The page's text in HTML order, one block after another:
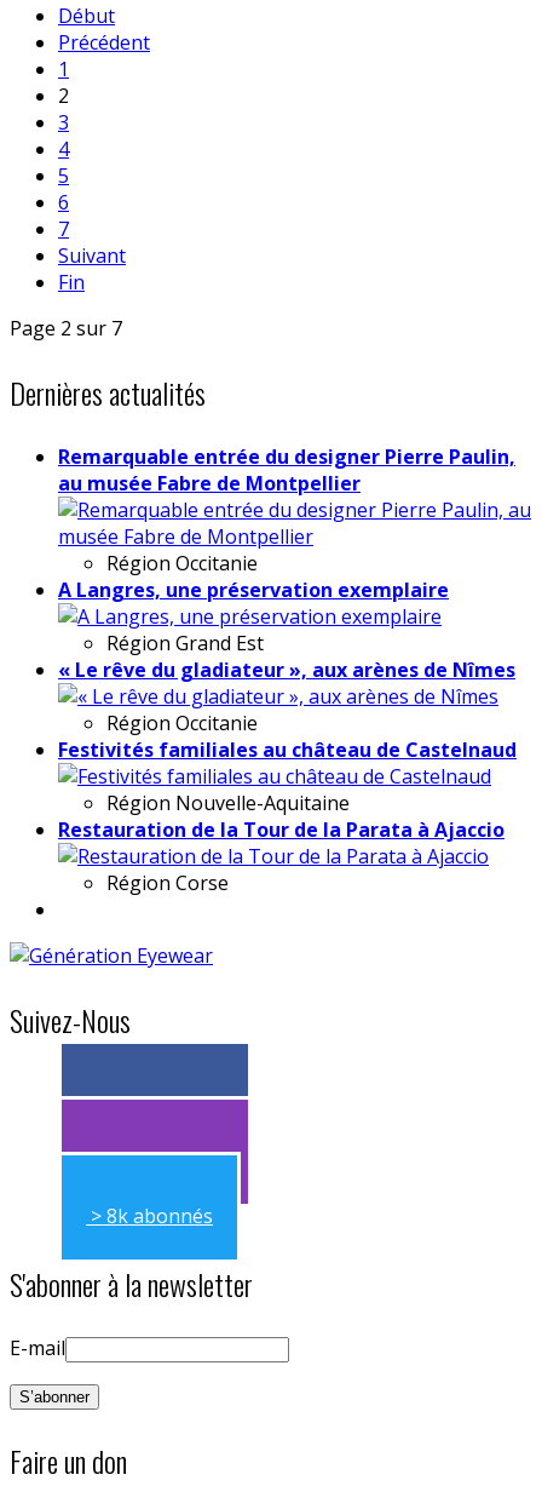
Début
Précédent
1
2
3
4
5
6
7
Suivant
Fin
Page 2 sur 7
Dernières actualités
Remarquable entrée du designer Pierre Paulin,
au musée Fabre de Montpellier
Région Occitanie
A Langres, une préservation exemplaire
Région Grand Est
« Le rêve du gladiateur », aux arènes de Nîmes
Région Occitanie
Festivités familiales au château de Castelnaud
Région Nouvelle-Aquitaine
Restauration de la Tour de la Parata à Ajaccio
Région Corse
Suivez-Nous
> 11k abonnés
> 11k abonnés
> 8k abonnés
S'abonner à la newsletter
E-mail
Faire un don